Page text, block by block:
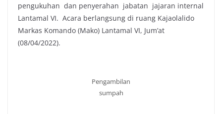
pengukuhan dan penyerahan jabatan jajaran internal
Lantamal VI. Acara berlangsung di ruang Kajaolalido
Markas Komando (Mako) Lantamal VI, Jum’at
(08/04/2022).
Pengambilan
sumpah